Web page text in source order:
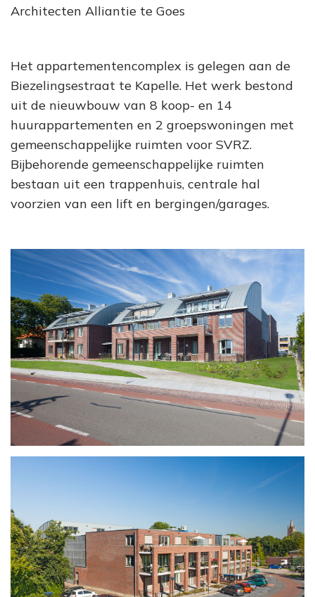
Architecten Alliantie te Goes
Het appartementencomplex is gelegen aan de
Biezelingsestraat te Kapelle. Het werk bestond
uit de nieuwbouw van 8 koop- en 14
huurappartementen en 2 groepswoningen met
gemeenschappelijke ruimten voor SVRZ.
Bijbehorende gemeenschappelijke ruimten
bestaan uit een trappenhuis, centrale hal
voorzien van een lift en bergingen/garages.